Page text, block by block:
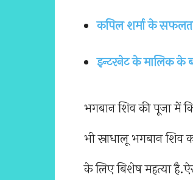
कपिल शर्मा के
इन्टरनेट के मालिक के
भगबान शिव की पूजा में
भी स्राधालू भगबान
के लिए बिशेष महत्या